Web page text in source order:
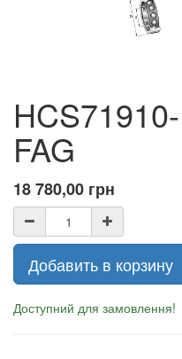
FAG
18 780,00 грн
Добавить в корзину
Доступний для замовлення!